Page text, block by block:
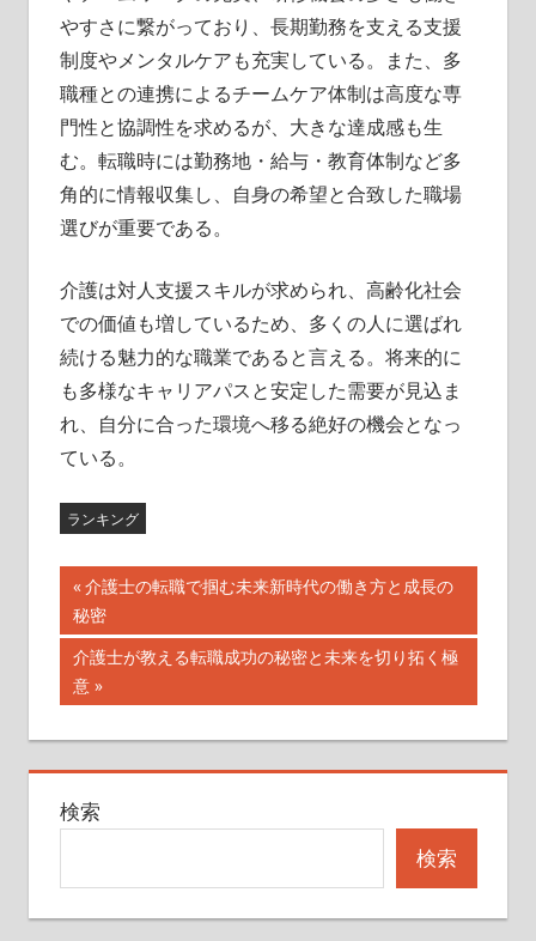
やすさに繋がっており、長期勤務を支える支援
制度やメンタルケアも充実している。また、多
職種との連携によるチームケア体制は高度な専
門性と協調性を求めるが、大きな達成感も生
む。転職時には勤務地・給与・教育体制など多
角的に情報収集し、自身の希望と合致した職場
選びが重要である。
介護は対人支援スキルが求められ、高齢化社会
での価値も増しているため、多くの人に選ばれ
続ける魅力的な職業であると言える。将来的に
も多様なキャリアパスと安定した需要が見込ま
れ、自分に合った環境へ移る絶好の機会となっ
ている。
ランキング
投
稿
ナ
ビ
ゲ
ー
ョ
前
の
記
事:
介護士の転職で掴む未来新時代の働き方と成長の
秘密
次
の
記
事:
介護士が教える転職成功の秘密と未来を切り拓く極
意
検索
検索